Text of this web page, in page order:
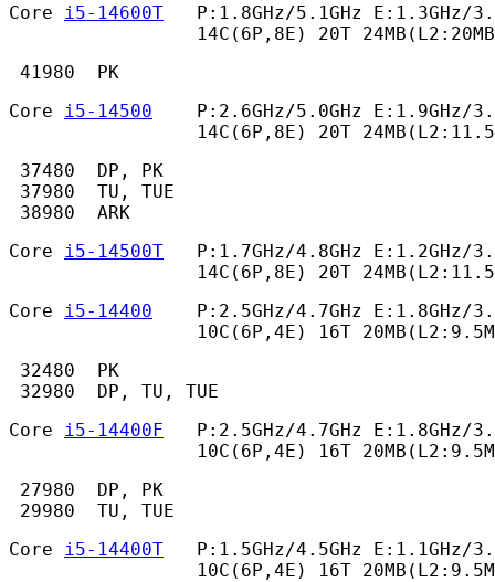
Core i5-14600T
P:1.8GHz/5.1GHz E:1.3GHz/
14C(6P,8E) 20T
41980  PK
Core i5-14500
P:2.6GHz/5.0GHz E:1.9GHz/
14C(6P,8E) 20T
37480  DP, PK
37980  TU, TUE
38980  ARK
Core i5-14500T
P:1.7GHz/4.8GHz E:1.2GHz/
14C(6P,8E) 20T
Core i5-14400
P:2.5GHz/4.7GHz E:1.8GHz/
10C(6P,4E) 16T
32480  PK
32980  DP, TU, TUE
Core i5-14400F
P:2.5GHz/4.7GHz E:1.8GHz/
10C(6P,4E) 16T
27980  DP, PK
29980  TU, TUE
Core i5-14400T
P:1.5GHz/4.5GHz E:1.1GHz/
10C(6P,4E) 16T